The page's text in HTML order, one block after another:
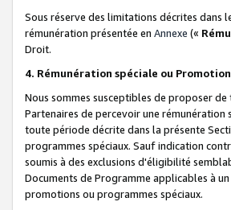
Sous réserve des limitations décrites dans
rémunération présentée en Annexe («
Droit.
4. Rémunération spéciale ou
Nous sommes susceptibles de proposer
Partenaires de percevoir une
toute période décrite dans la présente
programmes spéciaux. Sauf indication
soumis à des exclusions d'éligibilité
Documents de Programme applicables à
promotions ou programmes spéciaux.